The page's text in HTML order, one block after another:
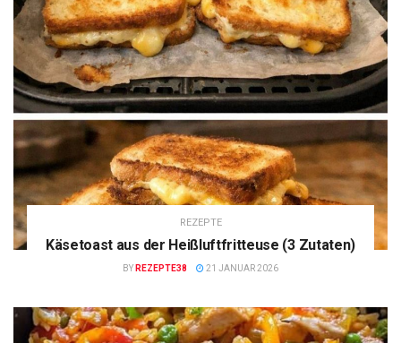
REZEPTE
Käsetoast aus der Heißluftfritteuse (3 Zutaten)
BY REZEPTE38 21 JANUAR 2026